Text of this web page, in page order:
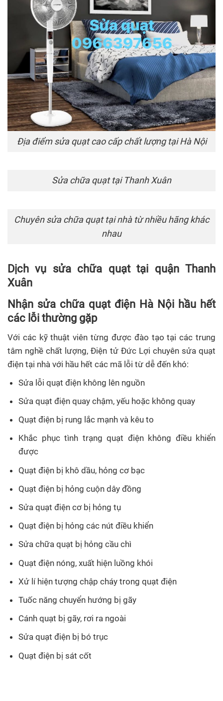
Địa điểm sửa quạt cao cấp chất lượng tại Hà Nội
Sửa chữa quạt tại Thanh Xuân
Chuyên sửa chữa quạt tại nhà từ nhiều hãng khác
nhau
Dịch vụ sửa chữa quạt tại quận Thanh
Xuân
Nhận sửa chữa quạt điện Hà Nội hầu hết
các lỗi thường gặp
Với các kỹ thuật viên từng được đào tạo tại các trung
tâm nghề chất lượng, Điện tử Đức Lợi chuyên sửa quạt
điện tại nhà với hầu hết các mã lỗi từ dễ đến khó:
Sửa lỗi quạt điện không lên nguồn
Sửa quạt điện quay chậm, yếu hoặc không quay
Quạt điện bị rung lắc mạnh và kêu to
Khắc phục tình trạng quạt điện không điều khiển
được
Quạt điện bị khô dầu, hỏng cơ bạc
Quạt điện bị hỏng cuộn dây đồng
Sửa quạt điện cơ bị hỏng tụ
Quạt điện bị hỏng các nút điều khiển
Sửa chữa quạt bị hỏng cầu chì
Quạt điện nóng, xuất hiện luồng khói
Xử lí hiện tượng chập cháy trong quạt điện
Tuốc năng chuyển hướng bị gãy
Cánh quạt bị gãy, rơi ra ngoài
Sửa quạt điện bị bó trục
Quạt điện bị sát cốt